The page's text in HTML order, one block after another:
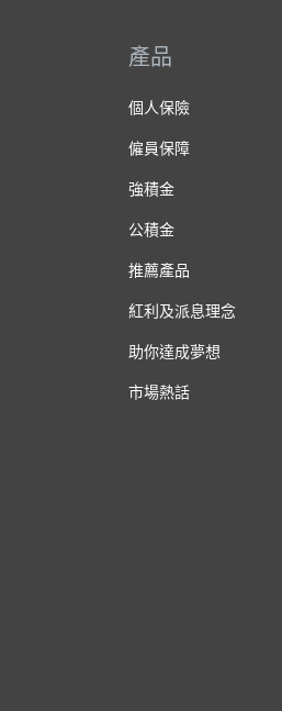
產品
個人保險
僱員保障
強積金
公積金
推薦產品
紅利及派息理念
助你達成夢想
市場熱話